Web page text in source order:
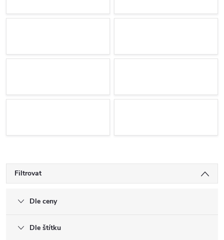
Filtrovat
Dle ceny
Dle štítku